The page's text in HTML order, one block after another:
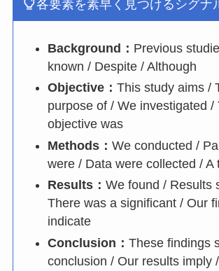
各要素を素早く見つけるシグナ
Background： Previous
known / Despite / Although
Objective：This study aims /
purpose of / We investigated /
objective was
Methods：We conducted /
were / Data were collected / A
Results：We found / Results
There was a significant / Our
indicate
Conclusion：These findings
conclusion / Our results imply